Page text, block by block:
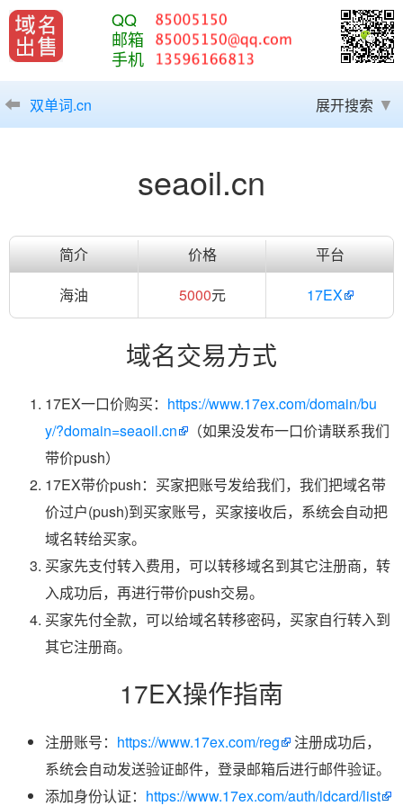
QQ
邮箱
手机
双单词.cn 展开搜索
seaoil.cn
简介 价格
平台
海油
5000元 17EX
域名交易方式
17EX一口价购买： https://www.17ex.com/domain/bu
y/?domain=seaoil.cn
（如果没发布一口价请联系我们
带价push）
17EX带价push：买家把账号发给我们，我们把域名带
价过户(push)到买家账号，买家接收后，系统会自动把
域名转给买家。
买家先支付转入费用，可以转移域名到其它注册商，转
入成功后，再进行带价push交易。
买家先付全款，可以给域名转移密码，买家自行转入到
其它注册商。
17EX操作指南
注册账号： https://www.17ex.com/reg
注册成功后，
系统会自动发送验证邮件，登录邮箱后进行邮件验证。
添加身份认证： https://www.17ex.com/auth/idcard/list